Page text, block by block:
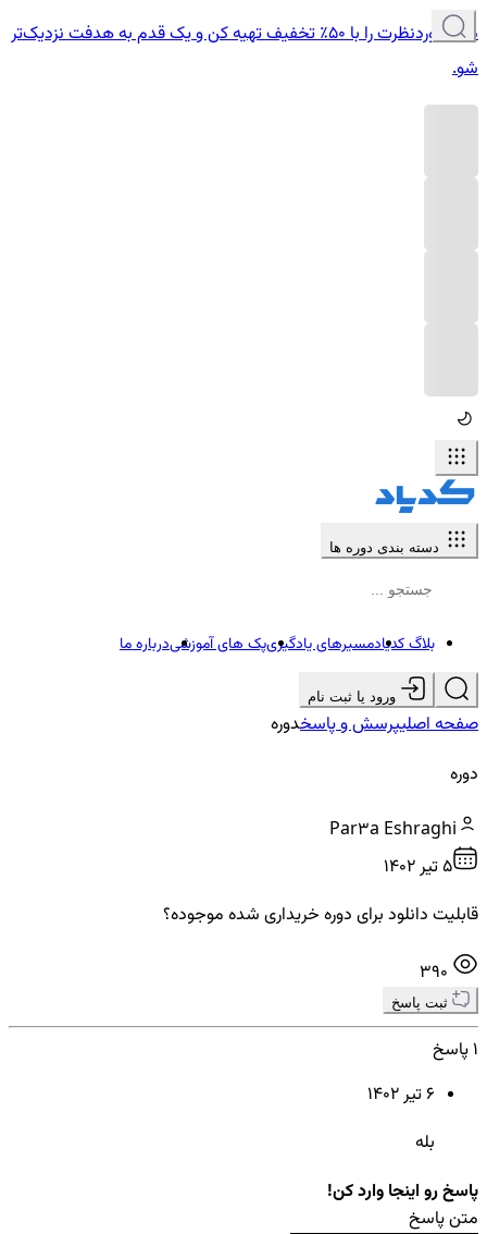
دوره موردنظرت را با ۵۰٪ تخفیف تهیه کن و یک قدم به هدفت نزدیک‌تر
شو.
دسته بندی دوره ها
بلاگ کدیادمسیرهای یادگیریپک های آموزشیدرباره ما
ورود یا ثبت نام
صفحه اصلیپرسش و پاسخدوره
دوره
Par3a Eshraghi
5 تير ۱۴۰۲
قابلیت دانلود برای دوره خریداری شده موجوده؟
ثبت پاسخ
1 پاسخ
6 تير ۱۴۰۲
بله
پاسخ رو اینجا وارد کن!
متن پاسخ